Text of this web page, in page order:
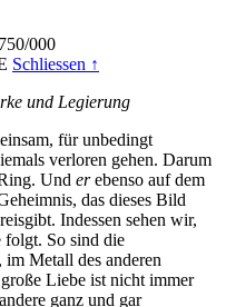
750/000
Schliessen ↑
und Legierung
für unbedingt
verloren gehen. Darum
Und erebenso auf dem
das dieses Bild
Indessen sehen wir,
folgt. So sind die
im Metall des anderen
Liebe ist nicht immer
ganz und gar